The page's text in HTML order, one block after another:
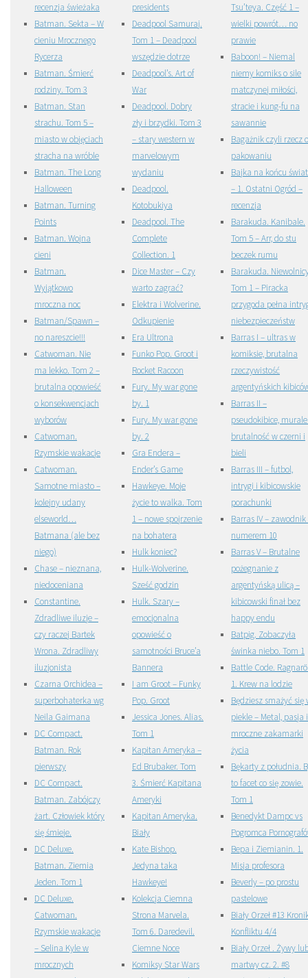
recenzja świeżaka
Batman. Sekta – W
cieniu Mrocznego
Rycerza
Batman. Śmierć
rodziny. Tom 3
Batman. Stan
strachu. Tom 5 –
miasto w objęciach
stracha na wróble
Batman. The Long
Halloween
Batman. Turning
Points
Batman. Wojna
cieni
Batman.
Wyjątkowo
mroczna noc
Batman/Spawn –
no nareszcie!!!
Catwoman. Nie
ma lekko. Tom 2 –
brutalna opowieść
o konsekwencjach
wyborów
Catwoman.
Rzymskie wakacje
Catwoman.
Samotne miasto –
kolejny udany
elseworld…
Batmana (ale bez
niego)
Chase – nieznana,
niedoceniana
Constantine.
Zdradliwe iluzje –
czy raczej Bartek
Wrona. Zdradliwy
iluzjonista
Czarna Orchidea –
superbohaterka wg
Neila Gaimana
DC Compact.
Batman. Rok
pierwszy
DC Compact.
Batman. Zabójczy
żart. Człowiek który
się śmieje.
DC Deluxe.
Batman. Ziemia
Jeden. Tom 1
DC Deluxe.
Catwoman.
Rzymskie wakacje
– Selina Kyle w
mrocznych
presidents
Deadpool Samuraj.
Tom 1 – Deadpool
wszędzie dotrze
Deadpool’s. Art of
War
Deadpool. Dobry
zły i brzydki. Tom 3
– stary western w
marvelowym
wydaniu
Deadpool.
Kotobukiya
Deadpool. The
Complete
Collection. 1
Dice Master – Czy
warto zagrać?
Elektra i Wolverine.
Odkupienie
Era Ultrona
Funko Pop. Groot i
Rocket Racoon
Fury. My war gone
by. 1
Fury. My war gone
by. 2
Gra Endera –
Ender’s Game
Hawkeye. Moje
życie to walka. Tom
1 – nowe spojrzenie
na bohatera
Hulk koniec?
Hulk-Wolverine.
Sześć godzin
Hulk. Szary –
emocjonalna
opowieść o
samotności Bruce’a
Bannera
I am Groot – Funky
Pop. Groot
Jessica Jones. Alias.
Tom 1
Kapitan Ameryka –
Ed Brubaker. Tom
3. Śmierć Kapitana
Ameryki
Kapitan Ameryka.
Biały
Kate Bishop.
Jedyna taka
Hawkeye!
Kolekcja Ciemna
Strona Marvela.
Tom 6. Daredevil.
Ciemne Noce
Komiksy Star Wars
Tsu’teya. Część 1 –
wielki powrót… no
prawie
Baboon! – Niemal
niemy komiks o sile
matczynej miłości,
stracie i kung-fu na
sawannie
Bagażnik czyli rzecz o
pakowaniu
Bajka na końcu
– 1. Ostatni Ogród –
recenzja
Barakuda. Kanibale.
Tom 5 – Arr, do stu
beczek rumu
Barakuda.
Tom 1 – Piracka
przygoda pełna
niebezpieczeństw
Barras I – ultras w
komiksie, brutalna
rzeczywistość
argentyńskich
Barras II –
pseudokibice,
brutalność w czerni i
bieli
Barras III – futbol,
intrygi i kibicowskie
porachunki
Barras IV – zawodnik
numerem 10
Barras V – Brutalne
pożegnanie z
argentyńską ulicą –
kibicowski finał bez
happy endu
Batpig. Zobaczyła
świnka niebo. Tom 1
Battle Code.
1. Krew na lodzie
Będziesz smażyć się
piekle – Metal, pasja i
mroczne zakamarki
życia
Bękarty z południa.
to facet co się zowie.
Tom 1
Benedykt Dampc vs
Pogromca
Bepa i Ziemianin. 1.
Misja profesora
Beverly – po prostu
pastelowe
Biały Orzeł #13
Konfliktu 4/4
Biały Orzeł . Żywy
martwy cz. 2. #8